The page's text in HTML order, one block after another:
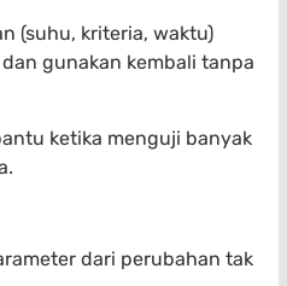
(suhu, kriteria, waktu)
gunakan kembali tanpa
ketika menguji banyak
dari perubahan tak